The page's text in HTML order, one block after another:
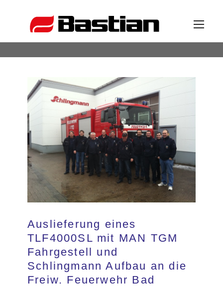
Unternehmen
Ansprechpartner
News
Katalog
Kundendienst
Kontakt
Auslieferung eines
TLF4000SL mit MAN TGM
Fahrgestell und
Schlingmann Aufbau an die
Freiw. Feuerwehr Bad